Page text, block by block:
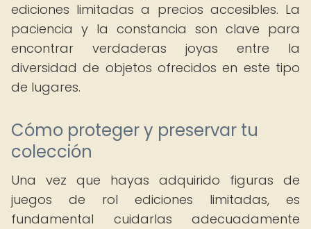
ediciones limitadas a precios accesibles. La
paciencia y la constancia son clave para
encontrar verdaderas joyas entre la
diversidad de objetos ofrecidos en este tipo
de lugares.
Cómo proteger y preservar tu
colección
Una vez que hayas adquirido figuras de
juegos de rol ediciones limitadas, es
fundamental cuidarlas adecuadamente